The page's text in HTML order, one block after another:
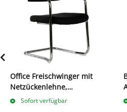
Office Freischwinger mit
Netzückenlehne,
chrom/schwarz
Sofort verfügbar